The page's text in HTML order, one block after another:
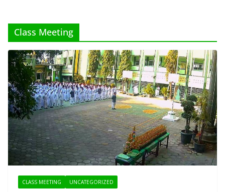
Class Meeting
CLASS MEETING UNCATEGORIZED